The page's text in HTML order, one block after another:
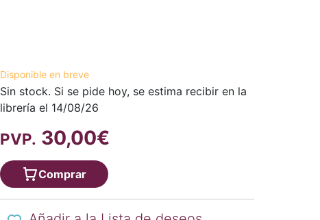
Disponible en breve
Sin stock. Si se pide hoy, se estima recibir en la
librería el 14/08/26
PVP. 30,00€
Comprar